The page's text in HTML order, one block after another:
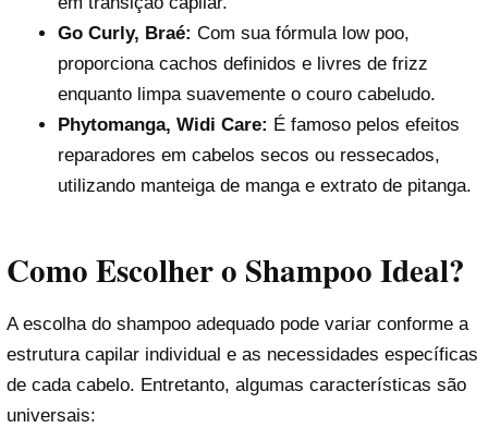
Go Curly, Braé: Com sua fórmula low poo,
proporciona cachos definidos e livres de frizz
enquanto limpa suavemente o couro cabeludo.
Phytomanga, Widi Care: É famoso pelos efeitos
reparadores em cabelos secos ou ressecados,
utilizando manteiga de manga e extrato de pitanga.
Como Escolher o Shampoo Ideal?
A escolha do shampoo adequado pode variar conforme a
estrutura capilar individual e as necessidades específicas
de cada cabelo. Entretanto, algumas características são
universais: